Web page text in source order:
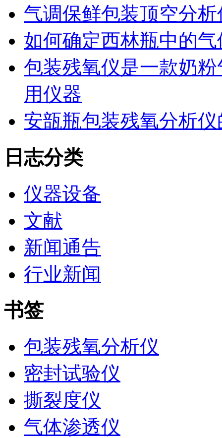
气调保鲜包装顶空分
如何确定西林瓶中的
包装残氧仪是一款奶
用仪器
安瓿瓶包装残氧分析
日志分类
仪器设备
文献
新闻通告
行业新闻
书签
包装残氧分析仪
密封试验仪
撕裂度仪
气体渗透仪